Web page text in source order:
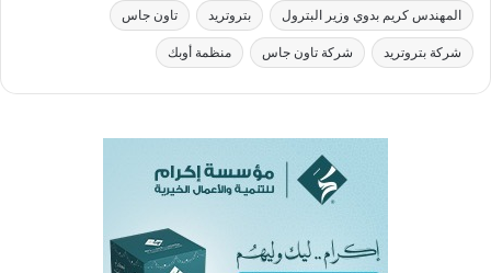
المهندس كريم بدوي وزير البترول بتروتريد تاون جاس
شركة بتروتريد شركة تاون جاس منظمة أوبك